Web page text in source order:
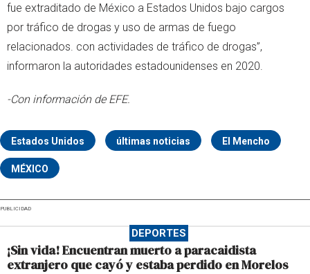
fue extraditado de México a Estados Unidos bajo cargos
por tráfico de drogas y uso de armas de fuego
relacionados. con actividades de tráfico de drogas”,
informaron la autoridades estadounidenses en 2020.
-Con información de EFE.
Estados Unidos últimas noticias El Mencho
MÉXICO
PUBLICIDAD
DEPORTES
¡Sin vida! Encuentran muerto a paracaidista
extranjero que cayó y estaba perdido en Morelos